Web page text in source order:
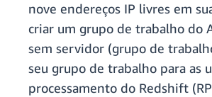
nove endereços IP livres em
criar um grupo de trabalho do
sem servidor (grupo de
seu grupo de trabalho para as
processamento do Redshift